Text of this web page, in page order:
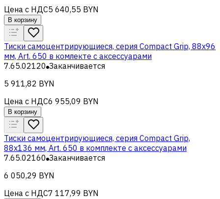
Цена с НДС5 640,55 BYN
В корзину
Тиски самоцентрирующиеся, серия Compact Grip, 88x96
мм, Art. 650 в комлекте с аксессуарами
7.65.02120 Заканчивается
5 911,82 BYN
Цена с НДС6 955,09 BYN
В корзину
Тиски самоцентрирующиеся, серия Compact Grip,
88x136 мм, Art. 650 в комплекте с аксессуарами
7.65.02160 Заканчивается
6 050,29 BYN
Цена с НДС7 117,99 BYN